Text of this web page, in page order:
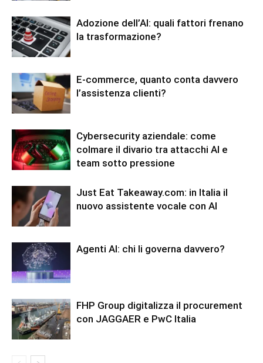
Adozione dell’AI: quali fattori frenano
la trasformazione?
E-commerce, quanto conta davvero
l’assistenza clienti?
Cybersecurity aziendale: come
colmare il divario tra attacchi AI e
team sotto pressione
Just Eat Takeaway.com: in Italia il
nuovo assistente vocale con AI
Agenti AI: chi li governa davvero?
FHP Group digitalizza il procurement
con JAGGAER e PwC Italia